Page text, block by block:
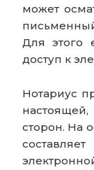
может
Для этого
доступ к
Нотариус
сторон. На